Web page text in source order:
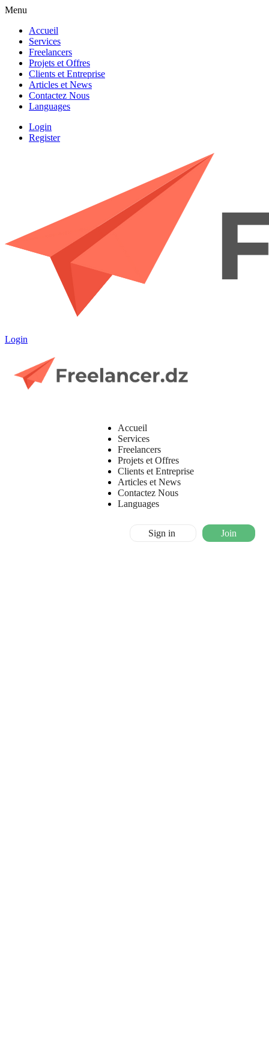
Menu
Accueil
Services
Freelancers
Projets et Offres
Clients et Entreprise
Articles et News
Contactez Nous
Languages
Login
Register
Login
Accueil
Services
Freelancers
Projets et Offres
Clients et Entreprise
Articles et News
Contactez Nous
Languages
Sign in Join